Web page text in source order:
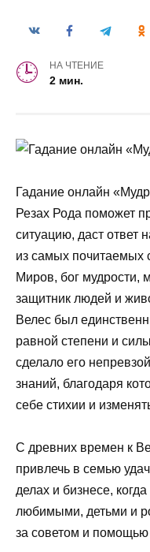
НА ЧТЕНИЕ
2 мин.
Гадание онлайн
Резах Рода поможет
ситуацию, даст ответ
из самых почитаемых
Миров, бог мудрости,
защитник людей и
Велес был
равной степени и
сделало его
знаний, благодаря
себе стихии и
С древних времен к
привлечь в семью
делах и бизнесе,
любимыми, детьми и
за советом и